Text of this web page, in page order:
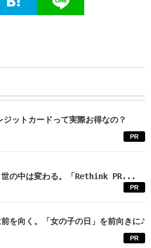
ットカードって実際お得なの？
PR
世の中は変わる。「Rethink PR...
PR
を向く。「女の子の日」を前向きに♪
PR